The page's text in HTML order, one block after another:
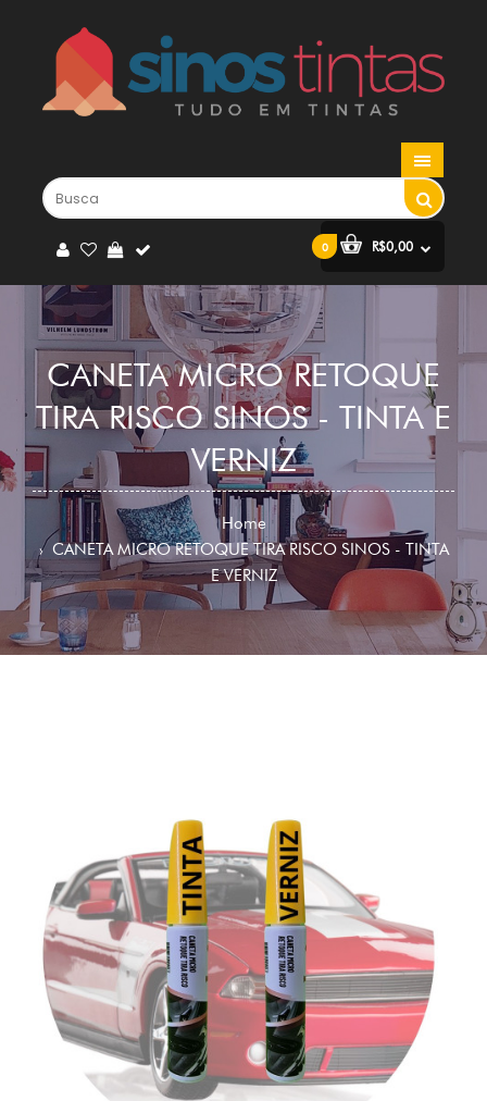
0 R$0,00
CANETA MICRO RETOQUE
TIRA RISCO SINOS - TINTA E
VERNIZ
Home
CANETA MICRO RETOQUE TIRA RISCO SINOS - TINTA
E VERNIZ